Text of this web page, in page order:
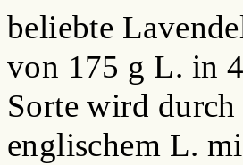
beliebte
von 175 g L. in
Sorte wird
englischem L.